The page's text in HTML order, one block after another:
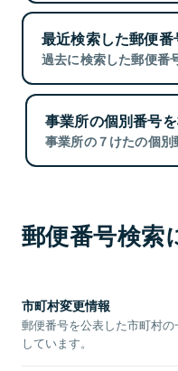
最近検索した郵便番
過去に検索した郵便番
事業所の個別番号
事業所の７けたの個別
郵便番号検索
市町村変更情報
郵便番号を公表した市町村
しています。